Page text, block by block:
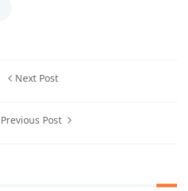
Next Post
Previous Post